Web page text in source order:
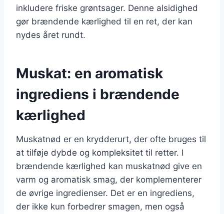
inkludere friske grøntsager. Denne alsidighed
gør brændende kærlighed til en ret, der kan
nydes året rundt.
Muskat: en aromatisk
ingrediens i brændende
kærlighed
Muskatnød er en krydderurt, der ofte bruges til
at tilføje dybde og kompleksitet til retter. I
brændende kærlighed kan muskatnød give en
varm og aromatisk smag, der komplementerer
de øvrige ingredienser. Det er en ingrediens,
der ikke kun forbedrer smagen, men også